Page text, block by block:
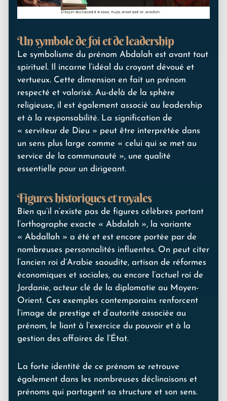
Un symbole de foi et de leadership
Le symbolisme du prénom Abdalah est avant tout
spirituel. Il incarne l’idéal du croyant dévoué et
vertueux. Cette dimension en fait un prénom
respecté et valorisé. Au-delà de la sphère
religieuse, il est également associé au leadership
et à la responsabilité. La signification de
« serviteur de Dieu » peut être interprétée dans
un sens plus large comme « celui qui se met au
service de la communauté », une qualité
essentielle pour un dirigeant.
Figures historiques et royales
Bien qu’il n’existe pas de figures célèbres portant
l’orthographe exacte « Abdalah », la variante
« Abdallah » a été et est encore portée par de
nombreuses personnalités influentes. On peut citer
l’ancien roi d’Arabie saoudite, artisan de réformes
économiques et sociales, ou encore l’actuel roi de
Jordanie, acteur clé de la diplomatie au Moyen-
Orient. Ces exemples contemporains renforcent
l’image de prestige et d’autorité associée au
prénom, le liant à l’exercice du pouvoir et à la
gestion des affaires de l’État.
La forte identité de ce prénom se retrouve
également dans les nombreuses déclinaisons et
prénoms qui partagent sa structure et son sens.